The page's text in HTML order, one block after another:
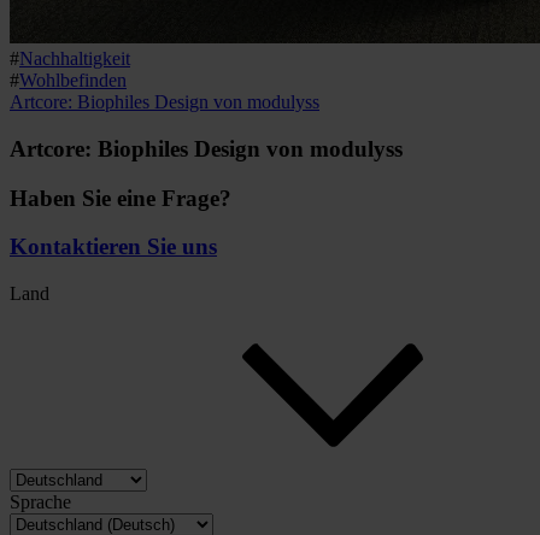
#Nachhaltigkeit
#Wohlbefinden
Artcore: Biophiles Design von modulyss
Artcore: Biophiles Design von modulyss
Haben Sie eine Frage?
Kontaktieren Sie uns
Land
Sprache